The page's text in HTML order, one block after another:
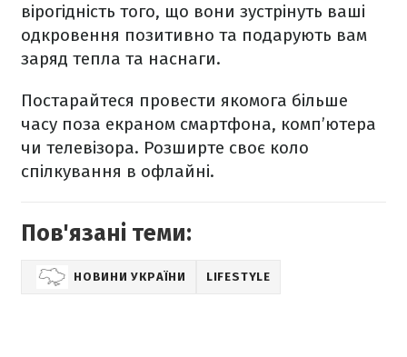
вірогідність того, що вони зустрінуть ваші
одкровення позитивно та подарують вам
заряд тепла та наснаги.
Постарайтеся провести якомога більше
часу поза екраном смартфона, комп’ютера
чи телевізора. Розширте своє коло
спілкування в офлайні.
Пов'язані теми:
НОВИНИ УКРАЇНИ LIFESTYLE